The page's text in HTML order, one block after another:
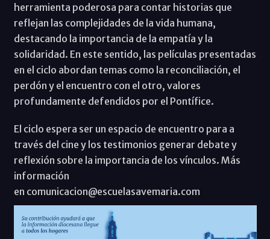
herramienta poderosa para contar historias que
reflejan las complejidades de la vida humana,
destacando la importancia de la empatía y la
solidaridad. En este sentido, las películas presentadas
en el ciclo abordan temas como la reconciliación, el
perdón y el encuentro con el otro, valores
profundamente defendidos por el Pontífice.
El ciclo espera ser un espacio de encuentro para a
través del cine y los testimonios generar debate y
reflexión sobre la importancia de los vínculos. Más
información
en comunicacion@escuelasavemaria.com